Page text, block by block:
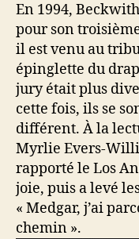
En 1994,
pour son
il est venu au
épinglette du
jury était plus
cette fois, ils se
différent. À la
Myrlie Evers-
rapporté le Los
joie, puis a levé
« Medgar, j’ai
chemin ».